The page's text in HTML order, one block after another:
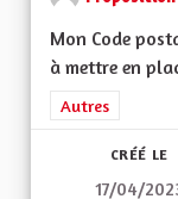
Mon Code
à mettre en
Filtrer les
Autres
CRÉÉ LE
17/04/